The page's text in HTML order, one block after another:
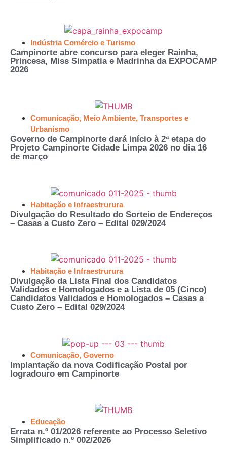
Indústria Comércio e Turismo
Campinorte abre concurso para eleger Rainha,
Princesa, Miss Simpatia e Madrinha da EXPOCAMP
2026
Comunicação, Meio Ambiente, Transportes e
Urbanismo
Governo de Campinorte dará início à 2ª etapa do
Projeto Campinorte Cidade Limpa 2026 no dia 16
de março
Habitação e Infraestrurura
Divulgação do Resultado do Sorteio de Endereços
– Casas a Custo Zero – Edital 029/2024
Habitação e Infraestrurura
Divulgação da Lista Final dos Candidatos
Validados e Homologados e a Lista de 05 (Cinco)
Candidatos Validados e Homologados – Casas a
Custo Zero – Edital 029/2024
Comunicação, Governo
Implantação da nova Codificação Postal por
logradouro em Campinorte
Educação
Errata n.º 01/2026 referente ao Processo Seletivo
Simplificado n.º 002/2026